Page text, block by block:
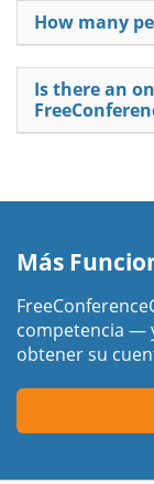
How many
Is there an
Más
competencia —
obtener su